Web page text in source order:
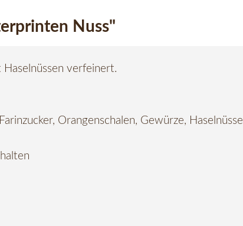
Nuss"
verfeinert.
Orangenschalen, Gewürze, Haselnüsse